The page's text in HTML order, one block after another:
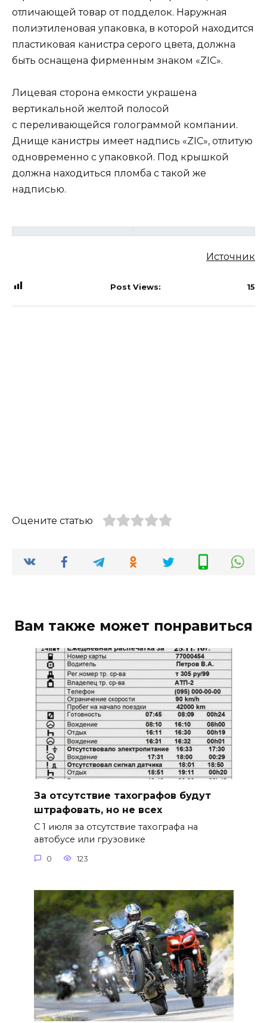
отличающей товар от подделок. Наружная
полиэтиленовая упаковка, в которой находится
пластиковая канистра серого цвета, должна
быть оснащена фирменным знаком «ZIC».
Лицевая сторона емкости украшена
вертикальной желтой полосой
с переливающейся голограммой компании.
Днище канистры имеет надпись «ZIC», отлитую
одновременно с упаковкой. Под крышкой
должна находиться пломба с такой же
надписью.
Источник
Post Views: 15
Оцените статью
Вам также может понравиться
За отсутствие тахографов будут
штрафовать, но не всех
С 1 июля за отсутствие тахографа на
автобусе или грузовике
0 123